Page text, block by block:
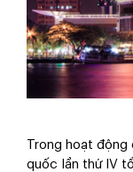
Trong hoạt
quốc lần thứ IV